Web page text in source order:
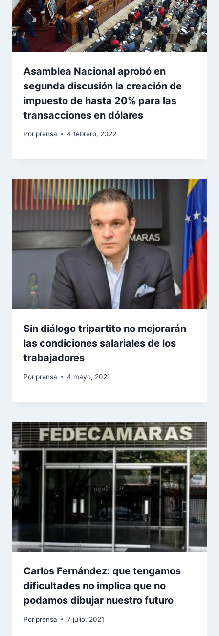
Asamblea Nacional aprobó en
segunda discusión la creación de
impuesto de hasta 20% para las
transacciones en dólares
Por prensa 4 febrero, 2022
Sin diálogo tripartito no mejorarán
las condiciones salariales de los
trabajadores
Por prensa 4 mayo, 2021
Carlos Fernández: que tengamos
dificultades no implica que no
podamos dibujar nuestro futuro
Por prensa 7 julio, 2021